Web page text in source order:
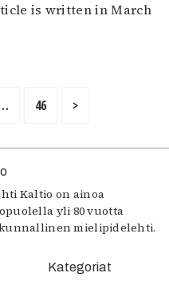
is written in March
46 >
Kaltio on ainoa
yli 80 vuotta
mielipidelehti.
Kategoriat